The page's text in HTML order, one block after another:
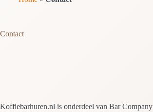
Contact
Koffiebarhuren.nl is onderdeel van Bar Company